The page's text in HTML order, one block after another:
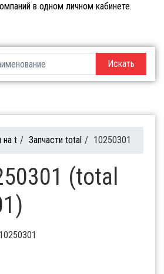
в одном личном кабинете.
Искать
на t / Запчасти total / 10250301
(total